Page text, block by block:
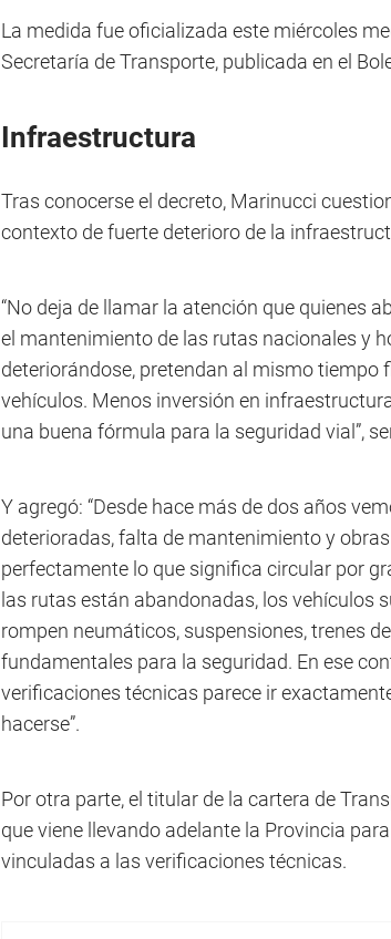
La medida fue oficializada este miércoles
Secretaría de Transporte, publicada en el
Infraestructura
Tras conocerse el decreto, Marinucci
contexto de fuerte deterioro de la
“No deja de llamar la atención que quienes
el mantenimiento de las rutas nacionales y
deteriorándose, pretendan al mismo tiempo
vehículos. Menos inversión en
una buena fórmula para la seguridad vial”,
Y agregó: “Desde hace más de dos años
deterioradas, falta de mantenimiento y
perfectamente lo que significa circular por
las rutas están abandonadas, los vehículos
rompen neumáticos, suspensiones, trenes
fundamentales para la seguridad. En ese
verificaciones técnicas parece ir
hacerse”.
Por otra parte, el titular de la cartera de
que viene llevando adelante la Provincia
vinculadas a las verificaciones técnicas.